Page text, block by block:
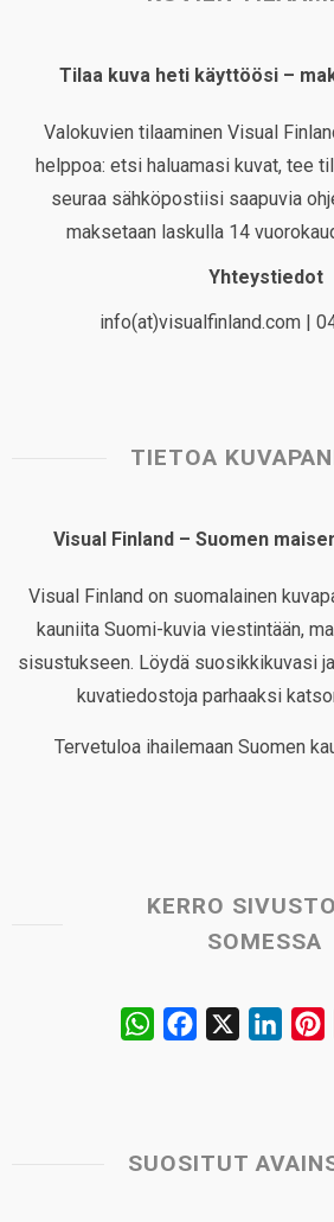
Tilaa kuva heti käyttöösi –
Valokuvien tilaaminen Visual
helppoa: etsi haluamasi kuvat, tee
seuraa sähköpostiisi saapuvia
maksetaan laskulla 14
Yhteystiedot
info(at)visualfinland.com |
TIETOA
Visual Finland – Suomen
Visual Finland on suomalainen
kauniita Suomi-kuvia viestintään,
sisustukseen. Löydä suosikkikuvasi
kuvatiedostoja parhaaksi
Tervetuloa ihailemaan Suomen
KERRO
SOMESSA
W
s
b
e
e
SUOSITUT